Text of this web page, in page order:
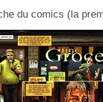
du comics (la